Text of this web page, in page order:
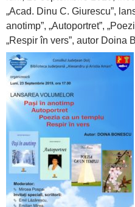
„Acad. Dinu C. Giurescu”,
anotimp”, „Autoportret”,
„Respir în vers”, autor Doina